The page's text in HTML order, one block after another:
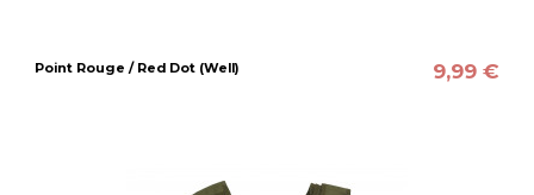
Point Rouge / Red Dot (Well) 9,99 €